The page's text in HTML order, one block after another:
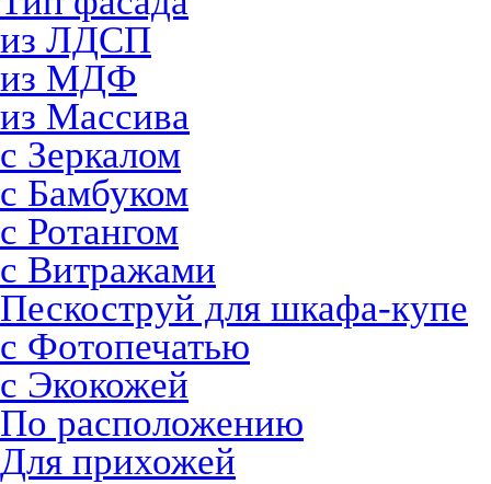
из ЛДСП
из МДФ
из Массива
с Зеркалом
с Бамбуком
с Ротангом
с Витражами
Пескоструй для шкафа-купе
с Фотопечатью
с Экокожей
По расположению
Для прихожей